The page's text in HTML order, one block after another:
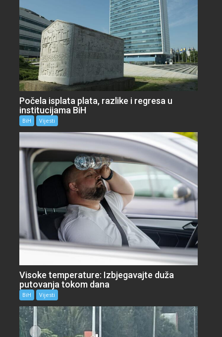
Počela isplata plata, razlike i regresa u
institucijama BiH
BiH Vijesti
Visoke temperature: Izbjegavajte duža
putovanja tokom dana
BiH Vijesti